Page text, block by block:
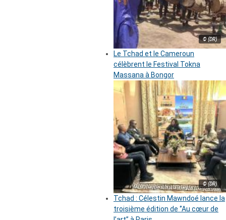
© (DR)
Le Tchad et le Cameroun
célèbrent le Festival Tokna
Massana à Bongor
© (DR)
Tchad : Célestin Mawndoé lance la
troisième édition de ‘’Au cœur de